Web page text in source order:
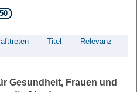
50
Titel Relevanz
Gesundheit, Frauen und